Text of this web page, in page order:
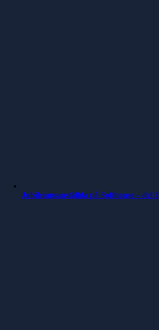
Jubileumsanställda på Softhouse – del 3